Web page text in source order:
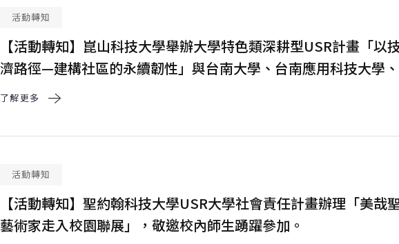
活動轉知
【活動轉知】崑山科技大學舉辦大學特色類深耕型USR計畫「以
濟路徑—建構社區的永續韌性」與台南大學、台南應用科技大學
學共同辦理USR培力活動：跨校SIG【讓改變留下來—USR行動如
了解更多
活動轉知
【活動轉知】聖約翰科技大學USR大學社會責任計畫辦理「美哉
藝術家走入校園聯展」，敬邀校內師生踴躍參加。